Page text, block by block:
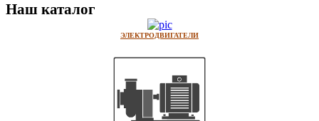
Наш каталог
ЭЛЕКТРОДВИГАТЕЛИ